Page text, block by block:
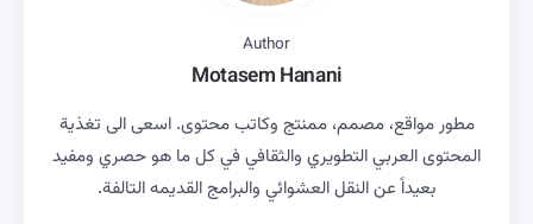
Author
Motasem Hanani
مطور مواقع، مصمم، ممنتج وكاتب محتوى. اسعى الى تغذية
المحتوى العربي التطويري والثقافي في كل ما هو حصري ومفيد
بعيداً عن النقل العشوائي والبرامج القديمه التالفة.